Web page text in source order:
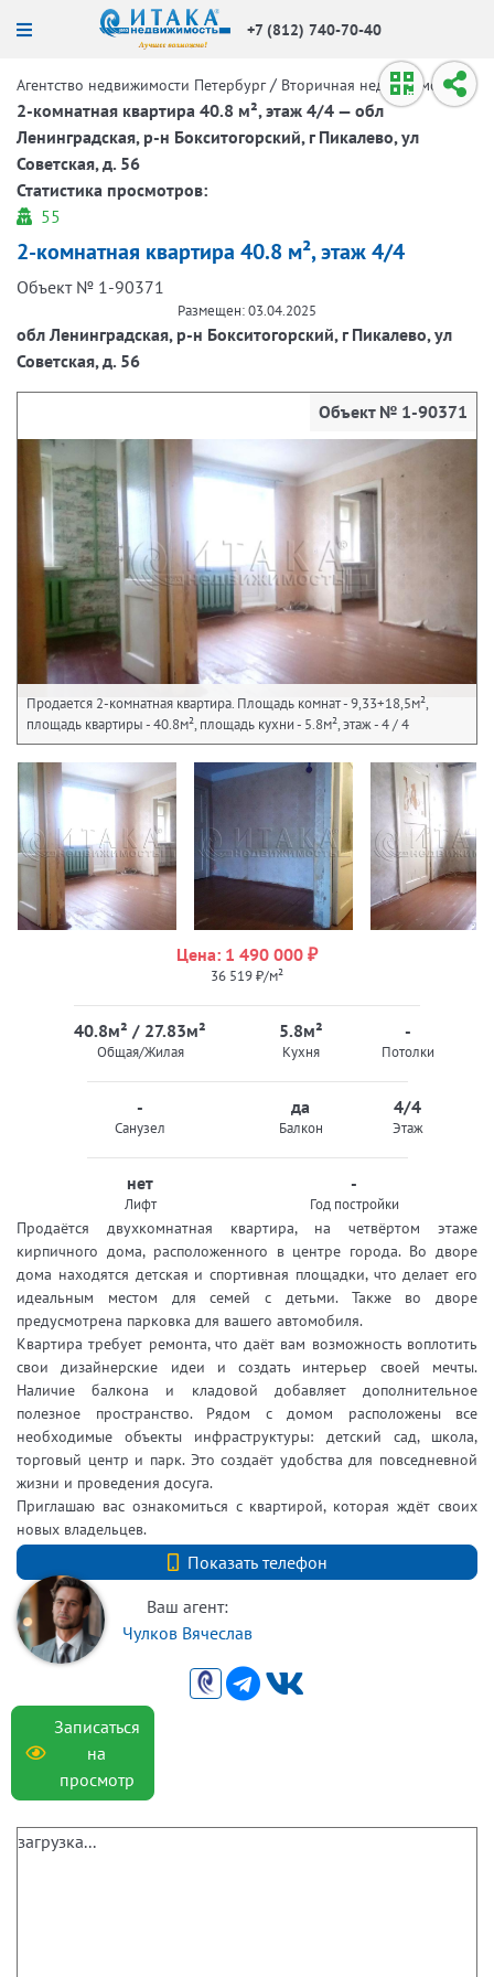
+7 (812) 740-70-40
Агентство недвижимости Петербург / Вторичная недвижимость /
2-комнатная квартира 40.8 м², этаж 4/4 — обл
Ленинградская, р-н Бокситогорский, г Пикалево, ул
Советская, д. 56
Статистика просмотров:
55
2-комнатная квартира 40.8 м², этаж 4/4
Объект № 1-90371
Размещен: 03.04.2025
обл Ленинградская, р-н Бокситогорский, г Пикалево, ул
Советская, д. 56
Объект № 1-90371
Продается 2-комнатная квартира. Площадь комнат - 9,33+18,5м²,
площадь квартиры - 40.8м², площадь кухни - 5.8м², этаж - 4 / 4
Цена: 1 490 000 ₽
36 519 ₽/м²
40.8м² / 27.83м²
Общая/Жилая
5.8м²
Кухня
-
Потолки
-
Санузел
да
Балкон
4/4
Этаж
нет
Лифт
-
Год постройки
Продаётся двухкомнатная квартира, на четвёртом этаже
кирпичного дома, расположенного в центре города. Во дворе
дома находятся детская и спортивная площадки, что делает его
идеальным местом для семей с детьми. Также во дворе
предусмотрена парковка для вашего автомобиля.
Квартира требует ремонта, что даёт вам возможность воплотить
свои дизайнерские идеи и создать интерьер своей мечты.
Наличие балкона и кладовой добавляет дополнительное
полезное пространство. Рядом с домом расположены все
необходимые объекты инфраструктуры: детский сад, школа,
торговый центр и парк. Это создаёт удобства для повседневной
жизни и проведения досуга.
Приглашаю вас ознакомиться с квартирой, которая ждёт своих
новых владельцев.
Показать телефон
+7 (921) 935-08-36
Ваш агент:
Чулков Вячеслав
Записаться
на
просмотр
загрузка...